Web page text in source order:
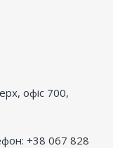
офіс 700,
+38 067 828